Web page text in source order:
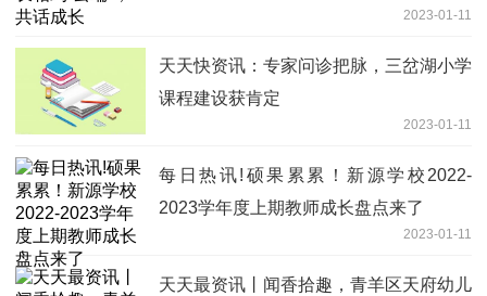
2023-01-11
天天快资讯：专家问诊把脉，三岔湖小学
课程建设获肯定
2023-01-11
每日热讯!硕果累累！新源学校2022-
2023学年度上期教师成长盘点来了
2023-01-11
天天最资讯丨闻香拾趣，青羊区天府幼儿